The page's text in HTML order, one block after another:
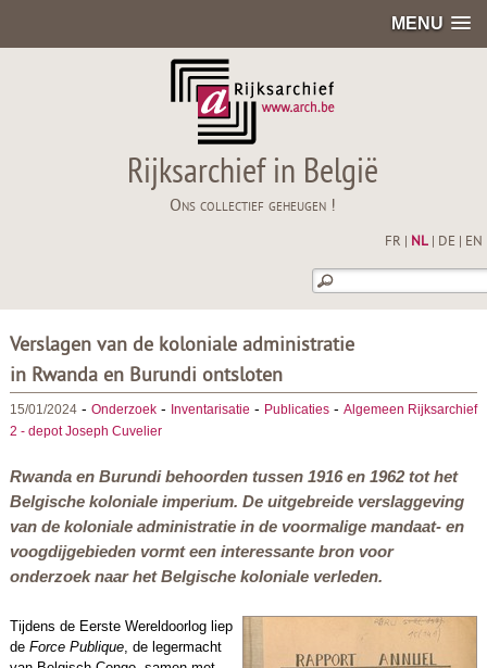
MENU
Rijksarchief in België
Ons collectief geheugen !
FR NL| DE EN
Verslagen van de koloniale administratie
in Rwanda en Burundi ontsloten
15/01/2024- Onderzoek- Inventarisatie - Publicaties- Algemeen Rijksarchief
2 - depot Joseph Cuvelier
Rwanda en Burundi behoorden tussen 1916 en 1962 tot het
Belgische koloniale imperium. De uitgebreide verslaggeving
van de koloniale administratie in de voormalige mandaat- en
voogdijgebieden vormt een interessante bron voor
onderzoek naar het Belgische koloniale verleden.
Tijdens de Eerste Wereldoorlog liep
de Force Publique, de legermacht